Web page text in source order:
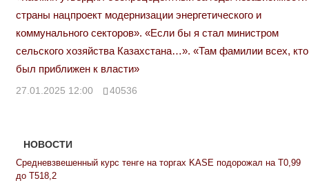
страны нацпроект модернизации энергетического и
коммунального секторов». «Если бы я стал министром
сельского хозяйства Казахстана…». «Там фамилии всех, кто
был приближен к власти»
27.01.2025 12:00 40536
НОВОСТИ
Средневзвешенный курс тенге на торгах KASE подорожал на Т0,99
до Т518,2